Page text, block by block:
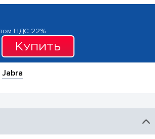
НДС 22%
Купить
Jabra